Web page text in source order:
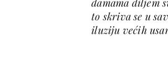
to skriva se u
iluziju većih